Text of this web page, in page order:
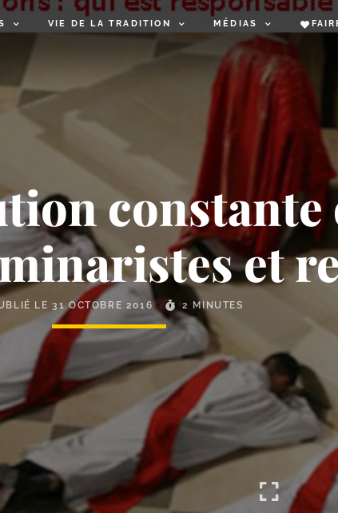
VIE DE LA TRADITION MÉDIAS
constante
et
LE31 OCTOBRE 2016 2 MINUTES